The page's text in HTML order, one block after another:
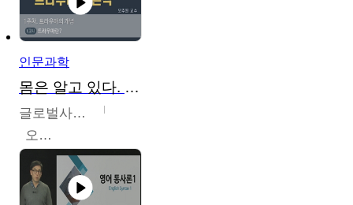
인문과학
몸은 알고 있다. 트라우마의 흔적
글로벌사이버대학교
오주원